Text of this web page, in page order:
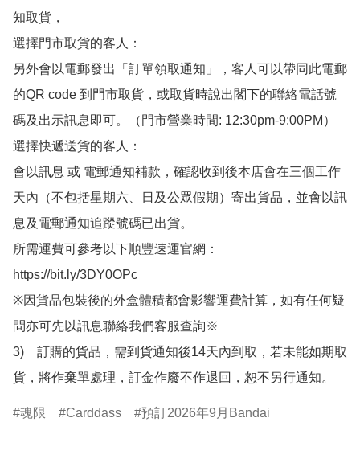
知取貨，
選擇門市取貨的客人：
另外會以電郵發出「訂單領取通知」，客人可以帶同此電郵
的QR code 到門市取貨，或取貨時說出閣下的聯絡電話號
碼及出示訊息即可。（門市營業時間: 12:30pm-9:00PM）
選擇快遞送貨的客人：
會以訊息 或 電郵通知補款，確認收到後本店會在三個工作
天內（不包括星期六、日及公眾假期）寄出貨品，並會以訊
息及電郵通知追蹤號碼已出貨。
所需運費可參考以下順豐速運官網：
https://bit.ly/3DY0OPc
※因貨品包裝後的外盒體積都會影響運費計算，如有任何疑
問亦可先以訊息聯絡我們客服查詢※
3)　訂購的貨品，需到貨通知後14天內到取，若未能如期取
貨，將作棄單處理，訂金作廢不作退回，恕不另行通知。
魂限 Carddass 預訂2026年9月Bandai